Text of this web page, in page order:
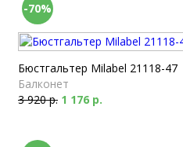
-70%
Бюстгальтер Milabel 21118-47
Балконет
3 920 р. 1 176 р.